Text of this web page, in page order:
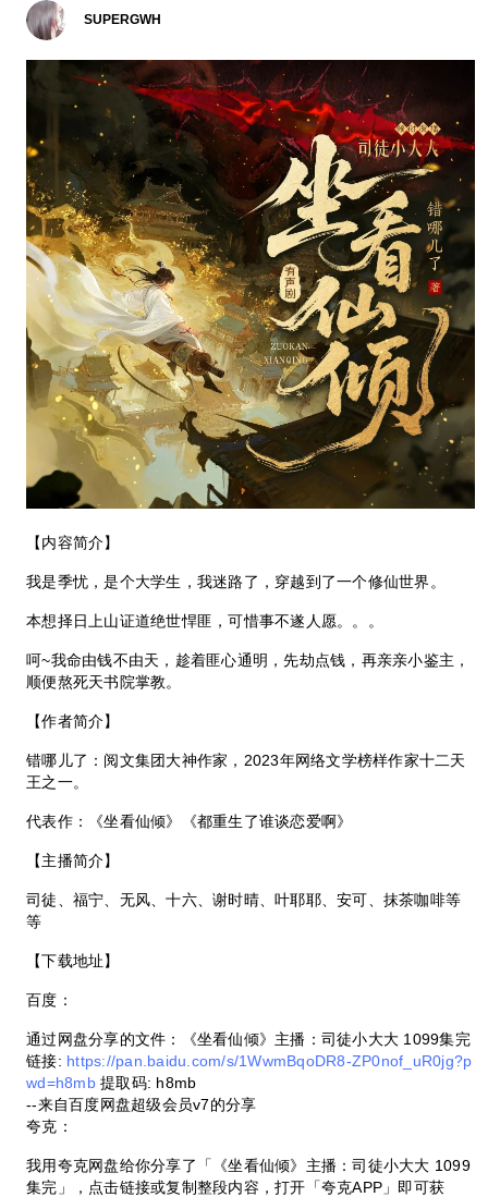
SUPERGWH
【内容简介】
我是季忧，是个大学生，我迷路了，穿越到了一个修仙世界。
本想择日上山证道绝世悍匪，可惜事不遂人愿。。。
呵~我命由钱不由天，趁着匪心通明，先劫点钱，再亲亲小鉴主，
顺便熬死天书院掌教。
【作者简介】
错哪儿了：阅文集团大神作家，2023年网络文学榜样作家十二天
王之一。
代表作：《坐看仙倾》《都重生了谁谈恋爱啊》
【主播简介】
司徒、福宁、无风、十六、谢时晴、叶耶耶、安可、抹茶咖啡等
等
【下载地址】
百度：
通过网盘分享的文件：《坐看仙倾》主播：司徒小大大 1099集完
链接: https://pan.baidu.com/s/1WwmBqoDR8-ZP0nof_uR0jg?p
wd=h8mb提取码: h8mb
--来自百度网盘超级会员v7的分享
夸克：
我用夸克网盘给你分享了「《坐看仙倾》主播：司徒小大大 1099
集完」，点击链接或复制整段内容，打开「夸克APP」即可获